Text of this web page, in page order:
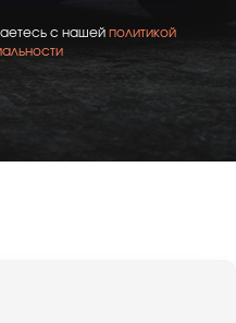
с нашей политикой